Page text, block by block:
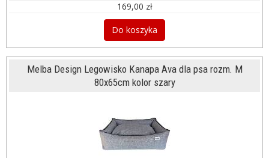
169,00 zł
Do koszyka
Melba Design Legowisko Kanapa Ava dla psa rozm. M
80x65cm kolor szary